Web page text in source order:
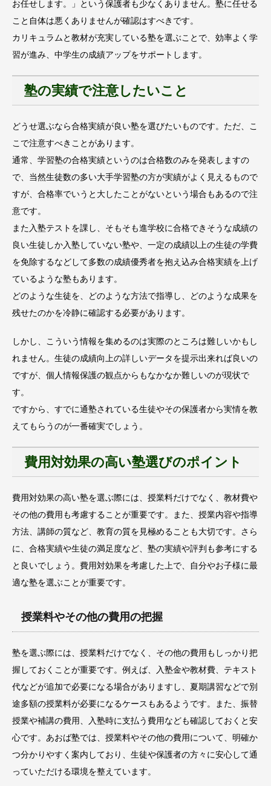
お任せします。」という保護者も少なくありません。塾に任せる
こと自体は悪くありませんが確認はすべきです。
カリキュラムと教材が充実している塾を選ぶことで、効率よく学
習が進み、中学生の成績アップをサポートします。
塾の実績で注意したいこと
どうせ選ぶなら合格実績が良い塾を選びたいものです。ただ、こ
こで注意すべきことがあります。
通常、学習塾の合格実績というのは合格数のみを発表しますの
で、当然生徒数の多い大手学習塾の方が実績がよく見えるもので
すが、合格率でいうと大したことがないという場合もあるので注
意です。
また入塾テストを課し、そもそも進学校に合格できそうな成績の
良い生徒しか入塾していない塾や、一定の成績以上の生徒の学費
を免除するなどして多数の成績優秀者を抱え込み合格実績を上げ
ているような塾もあります。
どのような生徒を、どのような方法で指導し、どのような成果を
残せたのかを冷静に確認する必要があります。
しかし、こういう情報を集めるのは実際のところは難しいかもし
れません。生徒の成績向上の詳しいデータを提示出来れば良いの
ですが、個人情報保護の観点からもなかなか難しいのが現状で
す。
ですから、すでに通塾されている生徒やその保護者から実情を教
えてもらうのが一番確実でしょう。
費用対効果の高い塾選びのポイント
費用対効果の高い塾を選ぶ際には、授業料だけでなく、教材費や
その他の費用も考慮することが重要です。また、授業内容や指導
方法、講師の質など、教育の質を見極めることも大切です。さら
に、合格実績や生徒の満足度など、塾の実績や評判も参考にする
と良いでしょう。費用対効果を考慮した上で、自分やお子様に最
適な塾を選ぶことが重要です。
授業料やその他の費用の把握
塾を選ぶ際には、授業料だけでなく、その他の費用もしっかり把
握しておくことが重要です。例えば、入塾金や教材費、テキスト
代などが追加で必要になる場合がありますし、夏期講習などで別
途多額の授業料が必要になるケースもあるようです。また、振替
授業や補講の費用、入塾時に支払う費用なども確認しておくと安
心です。あおば塾では、授業料やその他の費用について、明確か
つ分かりやすく案内しており、生徒や保護者の方々に安心して通
っていただける環境を整えています。